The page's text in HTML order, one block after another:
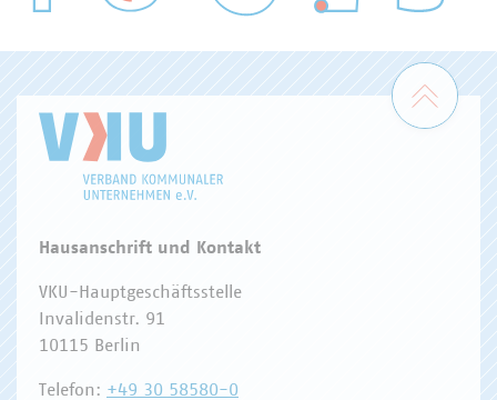
WASSER/ABWASSER
Zum
Hausanschrift und Kontakt
VKU-Hauptgeschäftsstelle
Invalidenstr. 91
10115 Berlin
Telefon: +49 30 58580-0